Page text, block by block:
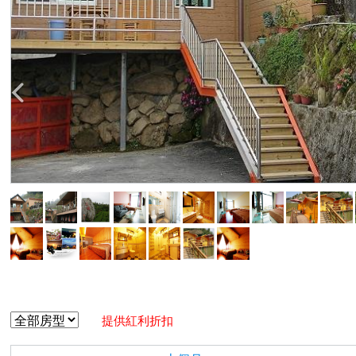
提供紅利折扣